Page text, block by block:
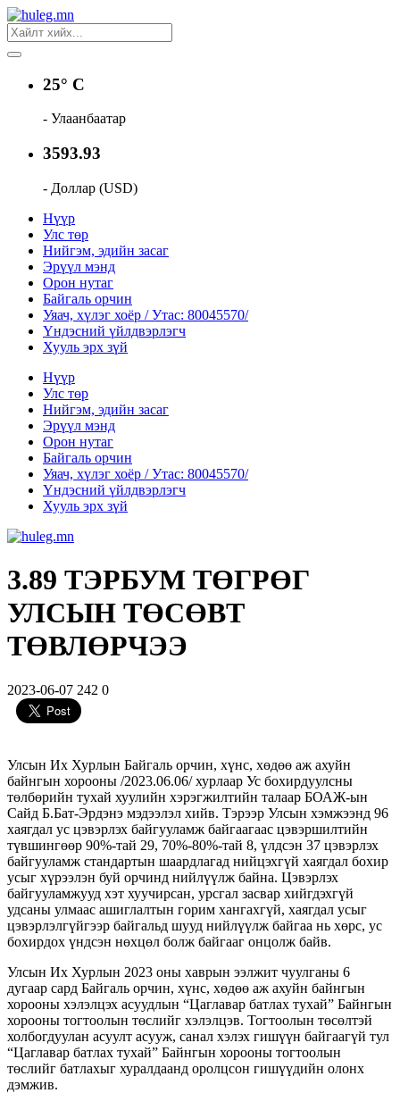
25° C
- Улаанбаатар
3593.93
- Доллар (USD)
Нүүр
Улс төр
Нийгэм, эдийн засаг
Эрүүл мэнд
Орон нутаг
Байгаль орчин
Уяач, хүлэг хоёр / Утас: 80045570/
Үндэсний үйлдвэрлэгч
Хууль эрх зүй
Нүүр
Улс төр
Нийгэм, эдийн засаг
Эрүүл мэнд
Орон нутаг
Байгаль орчин
Уяач, хүлэг хоёр / Утас: 80045570/
Үндэсний үйлдвэрлэгч
Хууль эрх зүй
3.89 ТЭРБУМ ТӨГРӨГ
УЛСЫН ТӨСӨВТ
ТӨВЛӨРЧЭЭ
2023-06-07 242 0
Улсын Их Хурлын Байгаль орчин, хүнс, хөдөө аж ахуйн
байнгын хорооны /2023.06.06/ хурлаар Ус бохирдуулсны
төлбөрийн тухай хуулийн хэрэгжилтийн талаар БОАЖ-ын
Сайд Б.Бат-Эрдэнэ мэдээлэл хийв. Тэрээр Улсын хэмжээнд 96
хаягдал ус цэвэрлэх байгууламж байгаагаас цэвэршилтийн
түвшингөөр 90%-тай 29, 70%-80%-тай 8, үлдсэн 37 цэвэрлэх
байгууламж стандартын шаардлагад нийцэхгүй хаягдал бохир
усыг хүрээлэн буй орчинд нийлүүлж байна. Цэвэрлэх
байгууламжууд хэт хуучирсан, урсгал засвар хийгдэхгүй
удсаны улмаас ашиглалтын горим хангахгүй, хаягдал усыг
цэвэрлэлгүйгээр байгальд шууд нийлүүлж байгаа нь хөрс, ус
бохирдох үндсэн нөхцөл болж байгааг онцолж байв.
Улсын Их Хурлын 2023 оны хаврын ээлжит чуулганы 6
дугаар сард Байгаль орчин, хүнс, хөдөө аж ахуйн байнгын
хорооны хэлэлцэх асуудлын “Цаглавар батлах тухай” Байнгын
хорооны тогтоолын төслийг хэлэлцэв. Тогтоолын төсөлтэй
холбогдуулан асуулт асууж, санал хэлэх гишүүн байгаагүй тул
“Цаглавар батлах тухай” Байнгын хорооны тогтоолын
төслийг батлахыг хуралдаанд оролцсон гишүүдийн олонх
дэмжив.